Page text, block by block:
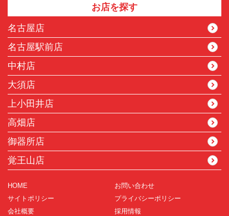
お店を探す
名古屋店
名古屋駅前店
中村店
大須店
上小田井店
高畑店
御器所店
覚王山店
HOME
お問い合わせ
サイトポリシー
プライバシーポリシー
会社概要
採用情報